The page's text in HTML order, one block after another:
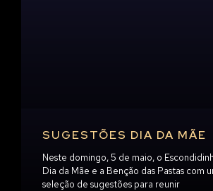
SUGESTÕES DIA DA MÃE
Neste domingo, 5 de maio, o
Dia da Mãe e a Benção das Pastas com
seleção de sugestões para reunir